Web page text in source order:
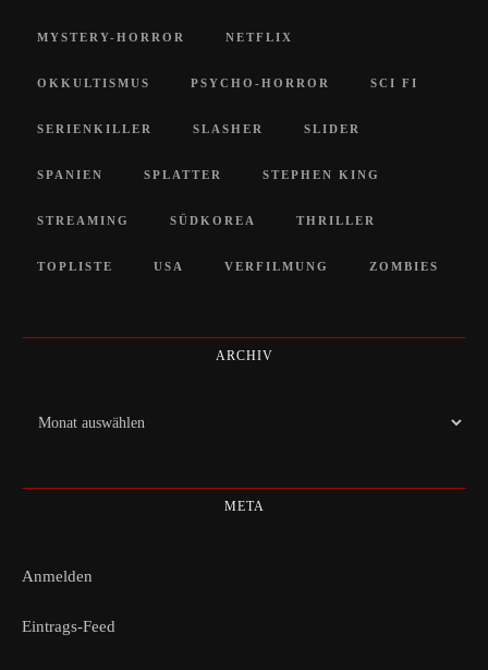
MYSTERY-HORROR NETFLIX
OKKULTISMUS PSYCHO-HORROR SCI FI
SERIENKILLER SLASHER SLIDER
SPANIEN SPLATTER STEPHEN KING
STREAMING SÜDKOREA THRILLER
TOPLISTE USA VERFILMUNG ZOMBIES
ARCHIV
Archiv
META
Anmelden
Eintrags-Feed